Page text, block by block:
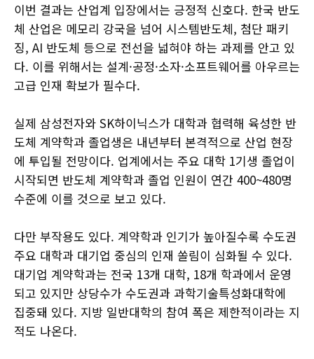
이번 결과는 산업계 입장에서는 긍정적 신호다. 한국 반도
체 산업은 메모리 강국을 넘어 시스템반도체, 첨단 패키
징, AI 반도체 등으로 전선을 넓혀야 하는 과제를 안고 있
다. 이를 위해서는 설계·공정·소자·소프트웨어를 아우르는
고급 인재 확보가 필수다.
실제 삼성전자와 SK하이닉스가 대학과 협력해 육성한 반
도체 계약학과 졸업생은 내년부터 본격적으로 산업 현장
에 투입될 전망이다. 업계에서는 주요 대학 1기생 졸업이
시작되면 반도체 계약학과 졸업 인원이 연간 400~480명
수준에 이를 것으로 보고 있다.
다만 부작용도 있다. 계약학과 인기가 높아질수록 수도권
주요 대학과 대기업 중심의 인재 쏠림이 심화될 수 있다.
대기업 계약학과는 전국 13개 대학, 18개 학과에서 운영
되고 있지만 상당수가 수도권과 과학기술특성화대학에
집중돼 있다. 지방 일반대학의 참여 폭은 제한적이라는 지
적도 나온다.